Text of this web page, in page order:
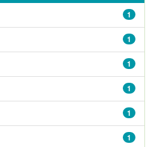
1
1
1
1
1
1